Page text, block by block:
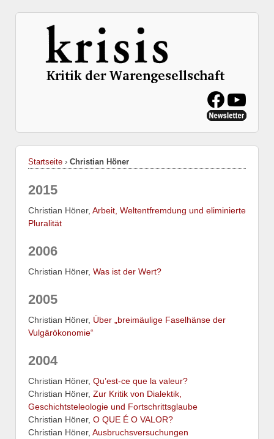
Startseite › Christian Höner
2015
Christian Höner, Arbeit, Weltentfremdung und eliminierte
Pluralität
2006
Christian Höner, Was ist der Wert?
2005
Christian Höner, Über „breimäulige Faselhänse der
Vulgärökonomie“
2004
Christian Höner, Qu’est-ce que la valeur?
Christian Höner, Zur Kritik von Dialektik,
Geschichtsteleologie und Fortschrittsglaube
Christian Höner, O QUE É O VALOR?
Christian Höner, Ausbruchsversuchungen